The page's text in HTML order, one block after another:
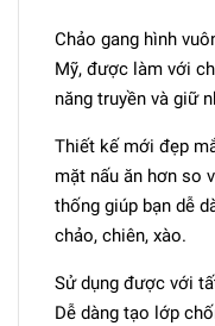
Chảo gang hình
Mỹ, được làm với
năng truyền và giữ
Thiết kế mới đẹp
mặt nấu ăn hơn so
thống giúp bạn dễ
chảo, chiên, xào.
Sử dụng được với
Dễ dàng tạo lớp